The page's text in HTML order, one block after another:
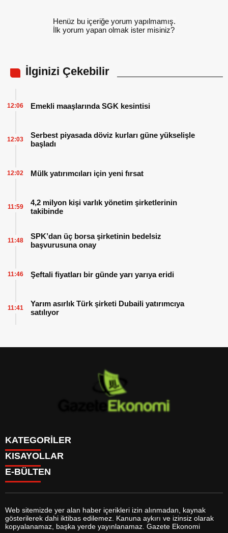
Henüz bu içeriğe yorum yapılmamış.
İlk yorum yapan olmak ister misiniz?
İlginizi Çekebilir
Emekli maaşlarında SGK kesintisi
12:06
Serbest piyasada döviz kurları güne yükselişle
başladı
12:03
Mülk yatırımcıları için yeni fırsat
12:02
4,2 milyon kişi varlık yönetim şirketlerinin
takibinde
11:59
SPK’dan üç borsa şirketinin bedelsiz
başvurusuna onay
11:48
Şeftali fiyatları bir günde yarı yarıya eridi
11:46
Yarım asırlık Türk şirketi Dubaili yatırımcıya
satılıyor
11:41
KATEGORİLER
GÜNDEM
DÜNYA
SİYASET
MAGAZİN
SAĞLIK
EĞİTİM
YAŞAM
KISAYOLLAR
BURÇLAR
CANLI TV
FİKSTÜR
FİRMA EKLE
FİRMA REHBERİ
E-BÜLTEN
gazeteekonomi.com e-bültenine abone olarak, tarafınıza haber,
Web sitemizde yer alan haber içerikleri izin alınmadan, kaynak
gösterilerek dahi iktibas edilemez. Kanuna aykırı ve izinsiz olarak
kopyalanamaz, başka yerde yayınlanamaz. Gazete Ekonomi